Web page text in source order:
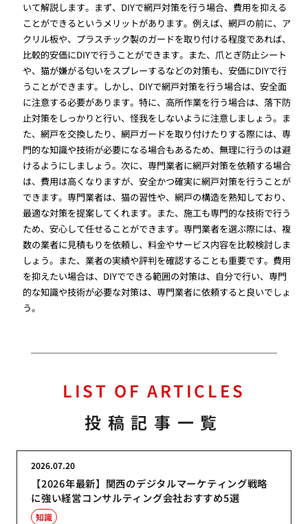
いて解説します。まず、DIYで網戸対策を行う場合、費用を抑える
ことができるというメリットがあります。例えば、網戸の前に、ア
クリル板や、プラスチック製のガードを取り付ける程度であれば、
比較的安価にDIYで行うことができます。また、爪とぎ防止シート
や、猫が嫌がる匂いをスプレーするなどの対策も、安価にDIYで行
うことができます。しかし、DIYで網戸対策を行う場合は、安全面
に注意する必要があります。特に、高所作業を行う場合は、落下防
止対策をしっかりと行い、怪我をしないように注意しましょう。ま
た、網戸を交換したり、網戸ガードを取り付けたりする際には、専
門的な知識や技術が必要になる場合もあるため、無理に行うのは避
けるようにしましょう。次に、専門業者に網戸対策を依頼する場合
は、費用は高くなりますが、安全かつ確実に網戸対策を行うことが
できます。専門業者は、猫の習性や、網戸の構造を熟知しており、
最適な対策を提案してくれます。また、施工も専門的な技術で行う
ため、安心して任せることができます。専門業者を選ぶ際には、複
数の業者に見積もりを依頼し、料金やサービス内容を比較検討しま
しょう。また、業者の実績や評判を確認することも重要です。費用
を抑えたい場合は、DIYでできる範囲の対策は、自分で行い、専門
的な知識や技術が必要な対策は、専門業者に依頼すると良いでしょ
う。
LIST OF ARTICLES
投稿記事一覧
【2026年最新】関西のデジタルマーケティング戦略
に強い経営コンサルティング会社おすすめ5選
2026.07.20
知識